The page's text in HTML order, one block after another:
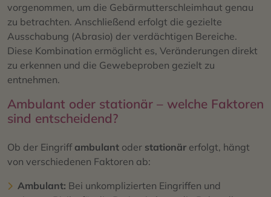
vorgenommen, um die Gebärmutterschleimhaut genau
zu betrachten. Anschließend erfolgt die gezielte
Ausschabung (Abrasio) der verdächtigen Bereiche.
Diese Kombination ermöglicht es, Veränderungen direkt
zu erkennen und die Gewebeproben gezielt zu
entnehmen.
Ambulant oder stationär – welche Faktoren
sind entscheidend?
Ob der Eingriff ambulant oder stationär erfolgt, hängt
von verschiedenen Faktoren ab:
Ambulant: Bei unkomplizierten Eingriffen und